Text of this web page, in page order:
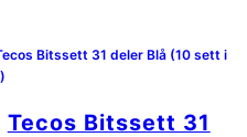
Tecos Bitssett 31